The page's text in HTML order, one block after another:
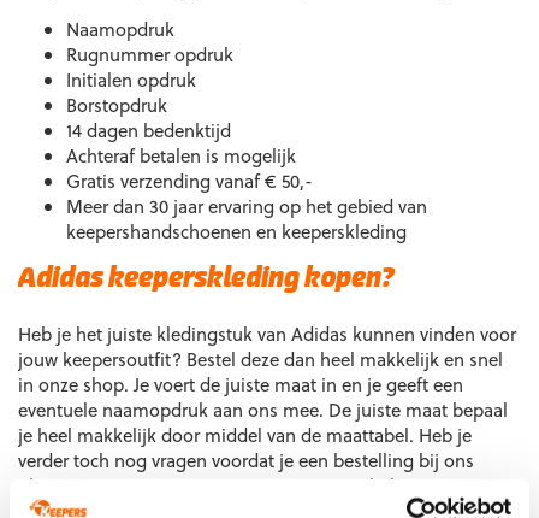
Naamopdruk
Rugnummer opdruk
Initialen opdruk
Borstopdruk
14 dagen bedenktijd
Achteraf betalen is mogelijk
Gratis verzending vanaf € 50,-
Meer dan 30 jaar ervaring op het gebied van
keepershandschoenen en keeperskleding
Adidas keeperskleding kopen?
Heb je het juiste kledingstuk van Adidas kunnen vinden voor
jouw keepersoutfit? Bestel deze dan heel makkelijk en snel
in onze shop. Je voert de juiste maat in en je geeft een
eventuele naamopdruk aan ons mee. De juiste maat bepaal
je heel makkelijk door middel van de maattabel. Heb je
verder toch nog vragen voordat je een bestelling bij ons
plaatst? Neem gerust even
op. We helpen je graag!